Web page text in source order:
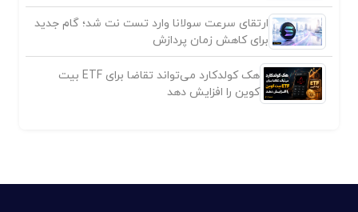
ارتقای سرعت سولانا وارد تست نت شد؛ گام جدید
برای کاهش زمان پردازش
هک کولدکارد می‌تواند تقاضا برای ETF بیت
کوین را افزایش دهد